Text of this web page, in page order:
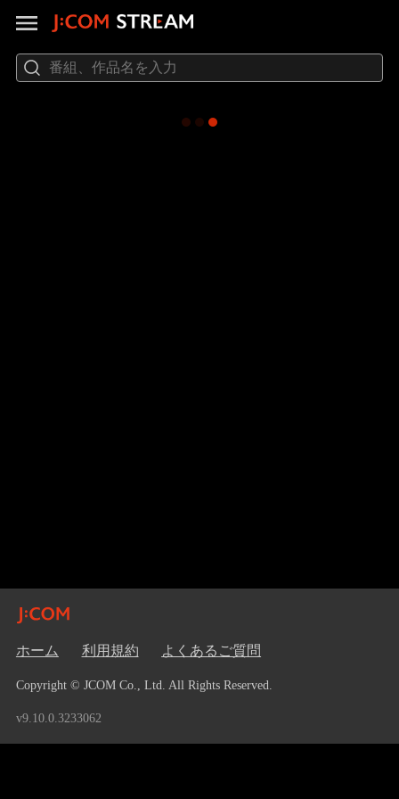
ホーム 利用規約 よくあるご質問
Copyright © JCOM Co., Ltd. All Rights Reserved.
v9.10.0.3233062